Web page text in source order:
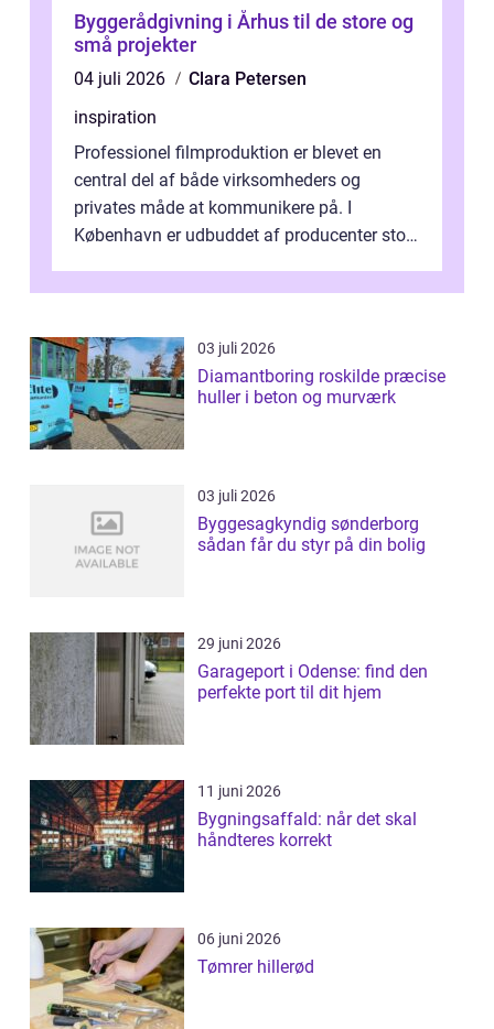
Byggerådgivning i Århus til de store og
små projekter
04 juli 2026
Clara Petersen
inspiration
Professionel filmproduktion er blevet en
central del af både virksomheders og
privates måde at kommunikere på. I
København er udbuddet af producenter stort,
inti...
03 juli 2026
Diamantboring roskilde præcise
huller i beton og murværk
03 juli 2026
Byggesagkyndig sønderborg
sådan får du styr på din bolig
29 juni 2026
Garageport i Odense: find den
perfekte port til dit hjem
11 juni 2026
Bygningsaffald: når det skal
håndteres korrekt
06 juni 2026
Tømrer hillerød